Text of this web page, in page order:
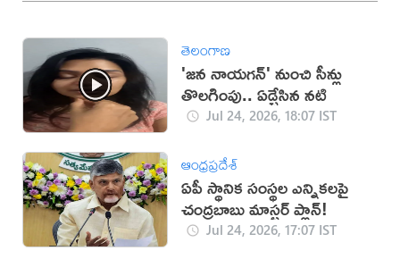
తెలంగాణ
'జన నాయగన్' నుంచి సీన్లు
తొలగింపు.. ఏడ్చేసిన నటి
Jul 24, 2026, 18:07 IST
ఆంధ్రప్రదేశ్
ఏపీ స్థానిక సంస్థల ఎన్నికలపై
చంద్రబాబు మాస్టర్ ప్లాన్!
Jul 24, 2026, 17:07 IST